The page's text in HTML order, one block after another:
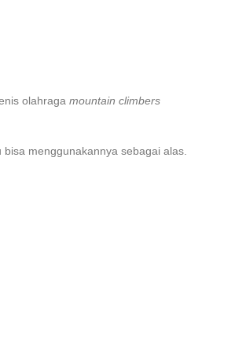
olahraga mountain climbers
menggunakannya sebagai alas.